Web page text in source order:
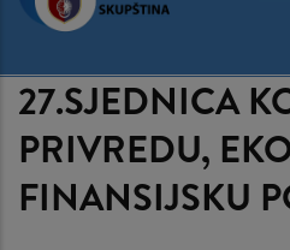
27.SJEDNICA
PRIVREDU,
FINANSIJSKU